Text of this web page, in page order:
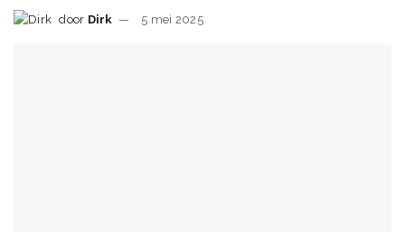
door Dirk 5 mei 2025